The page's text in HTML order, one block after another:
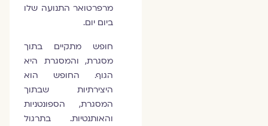
מרפרטואר התנועה שלו
ביום יום.
חופש מתקיים בתוך
מסגרת, והמסגרת היא
הגוף. החופש הוא
היצירתיות שבתוך
המסגרת, הספונטניות
והאותנטיות. בתרגול